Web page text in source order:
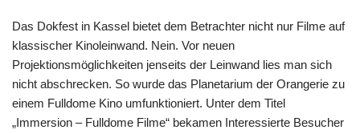
Das Dokfest in Kassel bietet dem Betrachter nicht nur Filme auf
klassischer Kinoleinwand. Nein. Vor neuen
Projektionsmöglichkeiten jenseits der Leinwand lies man sich
nicht abschrecken. So wurde das Planetarium der Orangerie zu
einem Fulldome Kino umfunktioniert. Unter dem Titel
„Immersion – Fulldome Filme“ bekamen Interessierte Besucher